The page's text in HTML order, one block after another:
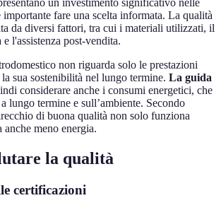
un investimento significativo nelle
importante fare una scelta informata. La qualità
da diversi fattori, tra cui i materiali utilizzati, il
l'assistenza post-vendita.
non riguarda solo le prestazioni
sua sostenibilità nel lungo termine. La guida
considerare anche i consumi energetici, che
lungo termine e sull’ambiente. Secondo
di buona qualità non solo funziona
meno energia.
la qualità
certificazioni